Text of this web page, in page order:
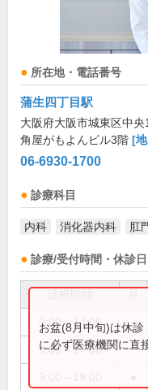
所在地・電話番号
蒲生四丁目駅
大阪府大阪市城東区中
角屋がもよんビル3階 [
06-6930-1700
診療科目
内科 消化器内科 肛
診療/受付時間・休診日
9:00～14:00
9:00～17:00
お盆(8月中旬)は休
に必ず医療機関に直